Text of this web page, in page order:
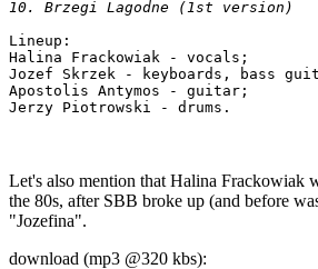
Lineup:
Halina Frackowiak - vocals;
Jozef Skrzek - keyboards, bass
Apostolis Antymos - guitar;
Let's also mention that Halina Frackowiak
the 80s, after SBB broke up (and before
"Jozefina".
download (mp3 @320 kbs):